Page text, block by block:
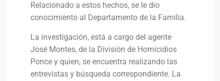
Relacionado a estos hechos, se le dio
conocimiento al Departamento de la Familia.
La investigación, está a cargo del agente
José Montes, de la División de Homicidios
Ponce y quien, se encuentra realizando las
entrevistas y búsqueda correspondiente. La